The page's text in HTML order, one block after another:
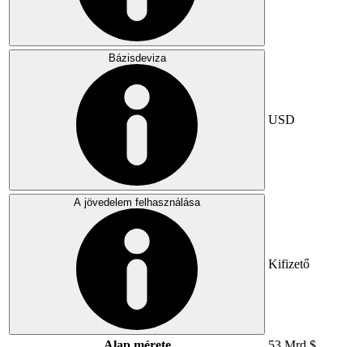
Bázisdeviza
USD
A jövedelem felhasználása
Kifizető